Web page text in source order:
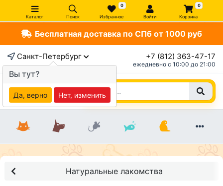
Каталог Поиск
0
Избранное Войти
0
Корзина
Бесплатная доставка по СПб от 1000 руб
Санкт-Петербург +7 (812) 363-47-17
ежедневно c 10:00 до 21:00
Натуральные лакомства
Вы тут?
Да, верно Нет, изменить